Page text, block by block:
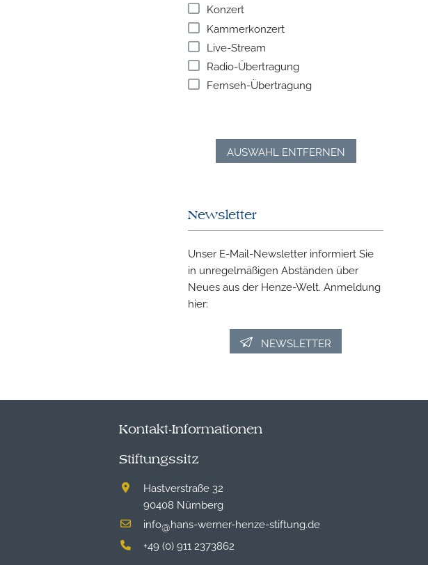
Konzert
Kammerkonzert
Live-Stream
Radio-Übertragung
Fernseh-Übertragung
AUSWAHL ENTFERNEN
Newsletter
Unser E-Mail-Newsletter informiert Sie
in unregelmäßigen Abständen über
Neues aus der Henze-Welt. Anmeldung
hier:
NEWSLETTER
Kontakt-Informationen
Stiftungssitz
Hastverstraße 32
90408 Nürnberg
info@hans-werner-henze-stiftung.de
+49 (0) 911 2373862